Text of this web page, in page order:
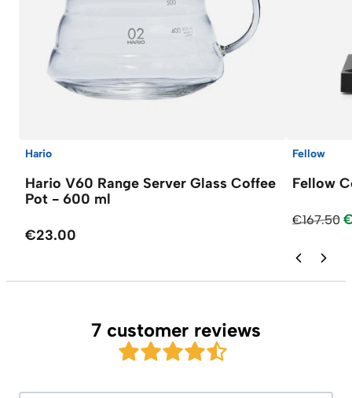
Hario
Hario V60 Range Server Glass Coffee
Pot - 600 ml
€23.00
Fellow
Fellow
€167.50
7 customer reviews